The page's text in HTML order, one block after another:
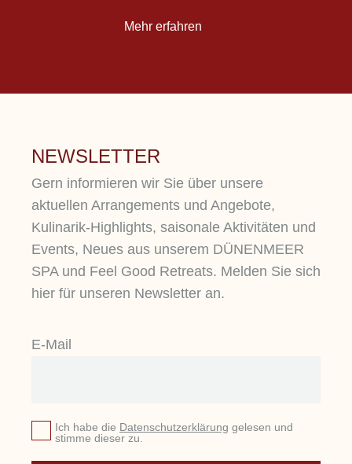
Mehr erfahren
NEWSLETTER
Gern informieren wir Sie über unsere
aktuellen Arrangements und Angebote,
Kulinarik-Highlights, saisonale Aktivitäten und
Events, Neues aus unserem DÜNENMEER
SPA und Feel Good Retreats. Melden Sie sich
hier für unseren Newsletter an.
E-Mail
Ich habe die Datenschutzerklärung gelesen und
stimme dieser zu.